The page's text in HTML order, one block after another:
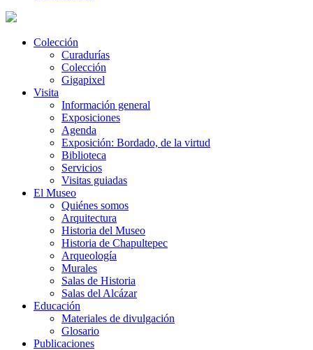
Colección
Curadurías
Colección
Gigapixel
Visita
Información general
Exposiciones
Agenda
Exposición: Bordado, de la virtud
Biblioteca
Servicios
Visitas guiadas
El Museo
Quiénes somos
Arquitectura
Historia del Museo
Historia de Chapultepec
Arqueología
Murales
Salas de Historia
Salas del Alcázar
Educación
Materiales de divulgación
Glosario
Publicaciones